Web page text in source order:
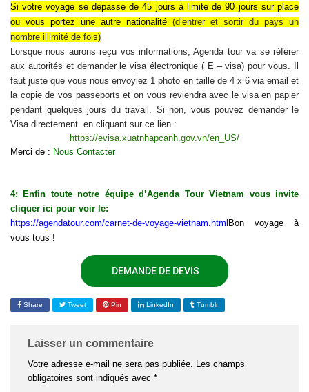
Sivotre voyage se dépasse de 45 jours à limite de 90 jours sur place
ou vous portez une autre nationalité (d’entrer et sortir du pays un
nombre illimité de fois)
Lorsque nous aurons reçu vos informations, Agenda tour va se référer
aux autorités et demander le visa électronique ( E – visa) pour vous. Il
faut juste que vous nous envoyiez 1 photo en taille de 4 x 6 via email et
la copie de vos passeports et on vous reviendra avec le visa en papier
pendant quelques jours du travail. Si non, vous pouvez demander le
Visa directement en cliquant sur ce lien :
https://evisa.xuatnhapcanh.gov.vn/en_US/
Merci de : Nous Contacter
4: Enfin toute notre équipe d’Agenda Tour Vietnam vous invite
cliquer ici pour voir le:
https://agendatour.com/carnet-de-voyage-vietnam.html Bon voyage à
vous tous !
DEMANDE DE DEVIS
Share Tweet Pin LinkedIn Tumblr
Laisser un commentaire
Votre adresse e-mail ne sera pas publiée.
Les champs
obligatoires sont indiqués avec *